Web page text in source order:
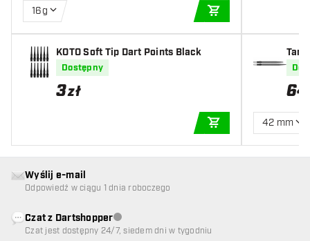
16g
KOTO Soft Tip Dart Points Black
Dostępny
3zł
DODAJ DO
ittler
64
42 mm
Wyślij e-mail
Odpowiedź w ciągu 1 dnia roboczego
Czat z DartshopperObsługa klienta niedostępna
Czat jest dostępny 24/7, siedem dni w tygodniu